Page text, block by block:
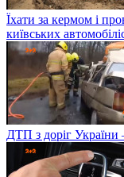
Їхати за кермом і
київських
ДТП з доріг